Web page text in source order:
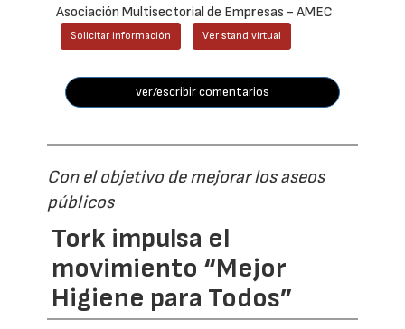
Asociación Multisectorial de Empresas - AMEC
Solicitar información Ver stand virtual
ver/escribir comentarios
Con el objetivo de mejorar los aseos
públicos
Tork impulsa el
movimiento “Mejor
Higiene para Todos”